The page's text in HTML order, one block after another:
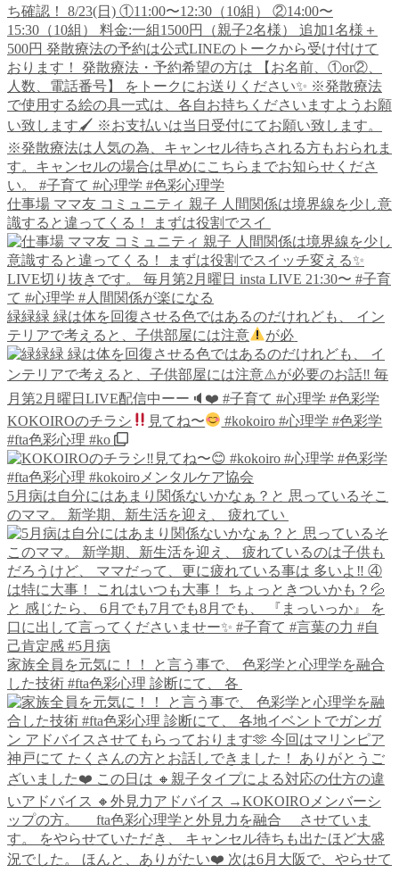
仕事場 ママ友 コミュニティ 親子 人間関係は境界線を少し意
識すると違ってくる！ まずは役割でスイ
緑緑緑 緑は体を回復させる色ではあるのだけれども、 イン
テリアで考えると、子供部屋には注意
が必
KOKOIROのチラシ 見てね〜
#kokoiro #心理学 #色彩学
#fta色彩心理 #ko
5月病は自分にはあまり関係ないかなぁ？と 思っているそこ
のママ。 新学期、新生活を迎え、 疲れてい
家族全員を元気に！！ と言う事で、 色彩学と心理学を融合
した技術 #fta色彩心理 診断にて、 各